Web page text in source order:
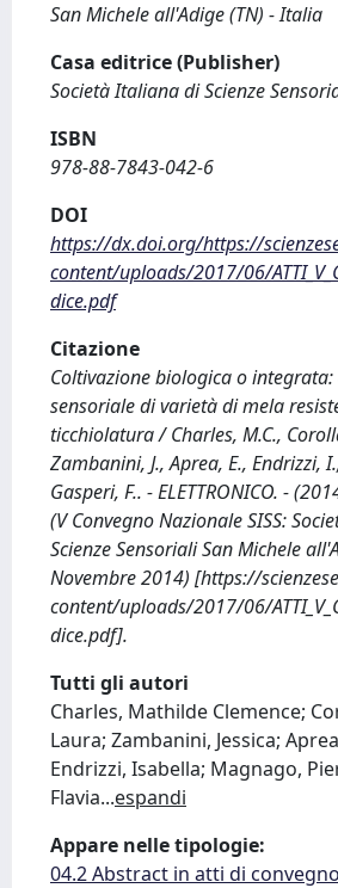
San Michele all'Adige (TN) - Italia
Casa editrice (Publisher)
Società Italiana di Scienze
ISBN
978-88-7843-042-6
DOI
https://dx.doi.org/https://
content/uploads/2017/06/
dice.pdf
Citazione
Coltivazione biologica o
sensoriale di varietà di mela
ticchiolatura / Charles, M.C.,
Zambanini, J., Aprea, E., Endrizzi,
Gasperi, F.. - ELETTRONICO. -
(V Convegno Nazionale SISS:
Scienze Sensoriali San Michele
Novembre 2014) [https://
content/uploads/2017/06/
dice.pdf].
Tutti gli autori
Charles, Mathilde Clemence;
Laura; Zambanini, Jessica;
Endrizzi, Isabella; Magnago,
Flavia...espandi
Appare nelle tipologie:
04.2 Abstract in atti di